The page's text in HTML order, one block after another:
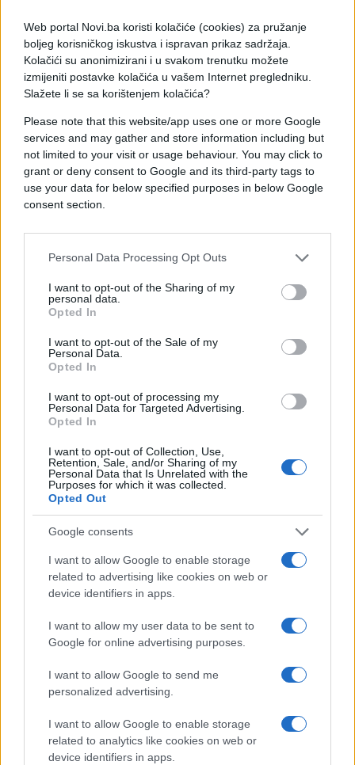
Web portal Novi.ba koristi kolačiće (cookies) za pružanje
boljeg korisničkog iskustva i ispravan prikaz sadržaja.
Kolačići su anonimizirani i u svakom trenutku možete
izmijeniti postavke kolačića u vašem Internet pregledniku.
Slažete li se sa korištenjem kolačića?
Please note that this website/app uses one or more Google
services and may gather and store information including but
not limited to your visit or usage behaviour. You may click to
grant or deny consent to Google and its third-party tags to
use your data for below specified purposes in below Google
consent section.
Personal Data Processing Opt Outs
I want to opt-out of the Sharing of my
personal data.
Opted In
I want to opt-out of the Sale of my
Personal Data.
Opted In
I want to opt-out of processing my
Personal Data for Targeted Advertising.
Opted In
I want to opt-out of Collection, Use,
Retention, Sale, and/or Sharing of my
Personal Data that Is Unrelated with the
Purposes for which it was collected.
Opted Out
Google consents
I want to allow Google to enable storage
related to advertising like cookies on web or
device identifiers in apps.
I want to allow my user data to be sent to
Google for online advertising purposes.
I want to allow Google to send me
personalized advertising.
I want to allow Google to enable storage
related to analytics like cookies on web or
device identifiers in apps.
Arkan je sa društvom sjedio u holu. Nekoliko
minuta poslije 17 sati, prišli su im Gagi i Miki.
Rukovali su se sa Arkanom, izljubili sa Mandom i
krenuli ka stepeništu koje je vodilo ka hotelskim
salama za banket. Gavrić je sjeo u drugi separe,
nekoliko metara iza leđa Arkanu.
Minut kasnije, Gavrić je ustao od stola. Ispod
kaputa je izvadio pištolj “CZ 99″. Tri metka ispalio
je Arkanu u potiljak. Na pod hola u
“Interkontinentalu” padale su čaure, čaše, šolje i
flaše, a gosti su zalegli na pod sklanjajući se od
rafalne paljbe. Policija je na lice mjesta došla brzo,
ali ne i hitna pomoć.
Arkan je BMW-om prebačen u Uregentni centar,
gdje je i zvanično proglašen mrtvim.
#Misterija #ubistvo
#snimak
#Željko Ražnatović Arkan #istina